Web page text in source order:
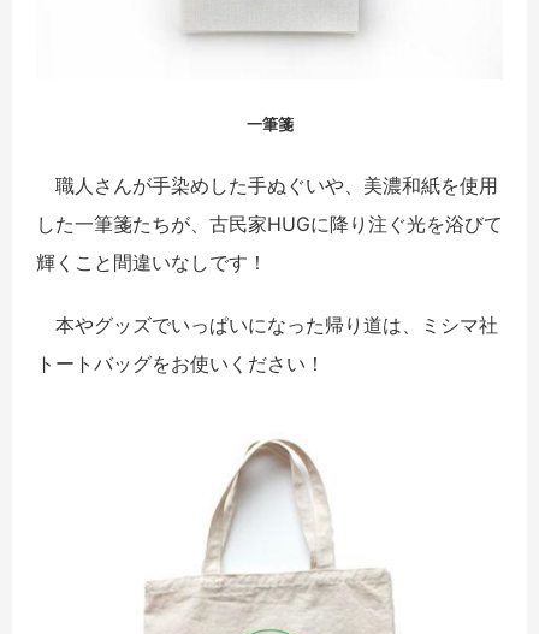
一筆箋
職人さんが手染めした手ぬぐいや、 美濃和紙を使用
した一筆箋たちが、古民家HUGに降り注ぐ光を浴びて
輝くこと間違いなしです！
本やグッズでいっぱいになった帰り道は、ミシマ社
トートバッグをお使いください！